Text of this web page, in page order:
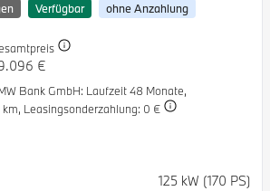
Verfügbar ohne Anzahlung
€
Bank GmbH: Laufzeit 48 Monate,
Leasingsonderzahlung: 0 €
125 kW (170 PS)